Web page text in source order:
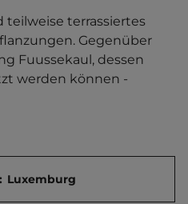
teilweise terrassiertes
Gegenüber
Fuussekaul, dessen
werden können -
Abends von 18-22
Aqua Gym jeweils
Mai bis Ende Sept.).
Luxemburg